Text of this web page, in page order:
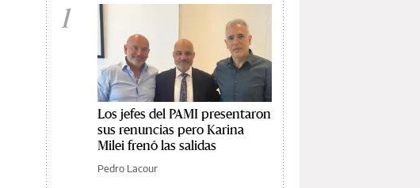
1
Los jefes del PAMI presentaron
sus renuncias pero Karina
Milei frenó las salidas
Pedro Lacour